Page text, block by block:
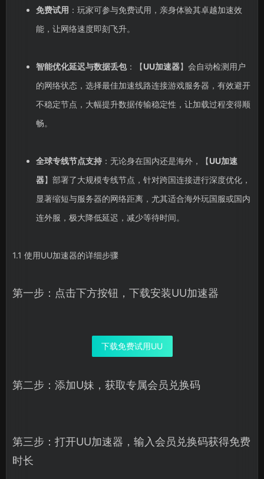
免费试用 ：玩家可参与免费试用，亲身体验其卓越加速效
能，让网络速度即刻飞升。
智能优化延迟与数据丢包：【UU加速器】会自动检测用户
的网络状态，选择最佳加速线路连接游戏服务器，有效避开
不稳定节点，大幅提升数据传输稳定性，让加载过程变得顺
畅。
全球专线节点支持：无论身在国内还是海外，【UU加速
器】部署了大规模专线节点，针对跨国连接进行深度优化，
显著缩短与服务器的网络距离，尤其适合海外玩国服或国内
连外服，极大降低延迟，减少等待时间。
1.1 使用UU加速器的详细步骤
第一步：点击下方按钮，下载安装UU加速器
下载免费试用UU
第二步：添加U妹，获取专属会员兑换码
第三步：打开UU加速器，输入会员兑换码获得免费
时长